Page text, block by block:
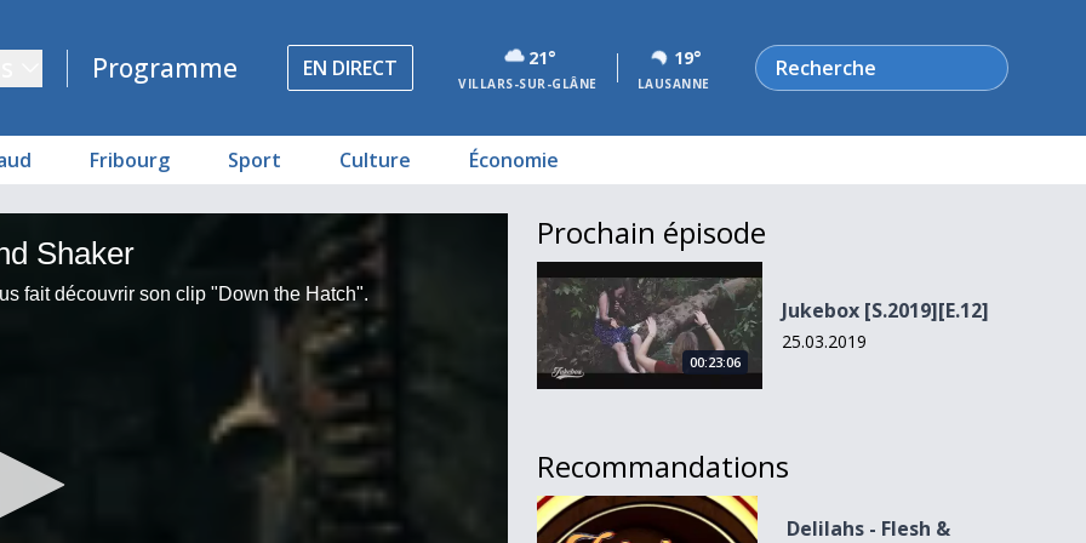
Programme EN DIRECT 21°
VILLARS-SUR-GLÂNE
19°
LAUSANNE
Rechercher
Fribourg Sport Culture Économie
Shaker
fait découvrir son clip "Down the Hatch".
Prochain épisode
Jukebox [S.2019][E.12]
00:23:06
Jukebox [S.2019][E.12]
25.03.2019
Recommandations
Delilahs - Flesh &amp; Blood
Delilahs - Flesh &